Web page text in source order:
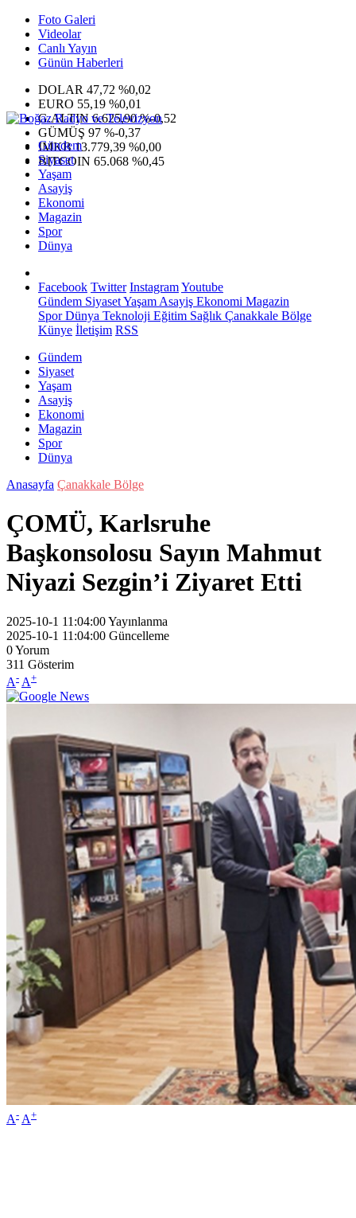
Foto Galeri
Videolar
Canlı Yayın
Günün Haberleri
DOLAR 47,72 %0,02
EURO 55,19 %0,01
G.ALTIN6.625,90 %-0,52
GÜMÜŞ 97 %-0,37
IMKB13.779,39 %0,00
BITCOIN 65.068 %0,45
Gündem
Siyaset
Yaşam
Asayiş
Ekonomi
Magazin
Spor
Dünya
Facebook Twitter InstagramYoutube
Gündem SiyasetYaşam Asayiş Ekonomi Magazin
SporDünya Teknoloji Eğitim Sağlık Çanakkale Bölge
Künye İletişim RSS
Gündem
Siyaset
Yaşam
Asayiş
Ekonomi
Magazin
Spor
Dünya
Anasayfa Çanakkale Bölge
ÇOMÜ, Karlsruhe
Başkonsolosu Sayın Mahmut
Niyazi Sezgin’i Ziyaret Etti
2025-10-1 11:04:00Yayınlanma
2025-10-1 11:04:00 Güncelleme
0Yorum
311 Gösterim
A- A+
A- A+